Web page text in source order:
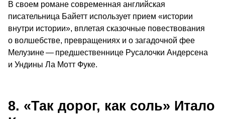
В своем романе современная английская
писательница Байетт использует прием «истории
внутри истории», вплетая сказочные повествования
о волшебстве, превращениях и о загадочной фее
Мелузине — предшественнице Русалочки Андерсена
и Ундины Ла Мотт Фуке.
8. «Так дорог, как соль» Итало